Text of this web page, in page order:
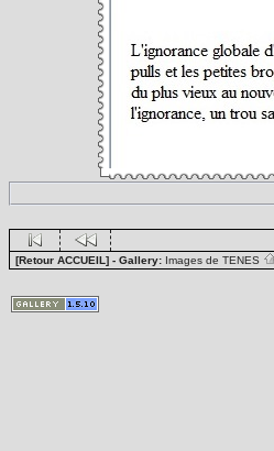
[Retour ACCUEIL] - Gallery: Images de TENES